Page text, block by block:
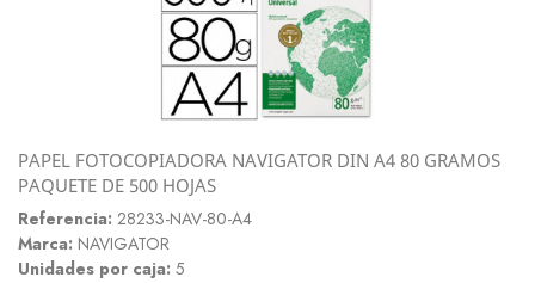
PAPEL FOTOCOPIADORA NAVIGATOR DIN A4 80 GRAMOS
PAQUETE DE 500 HOJAS
Referencia: 28233-NAV-80-A4
Marca: NAVIGATOR
Unidades por caja: 5